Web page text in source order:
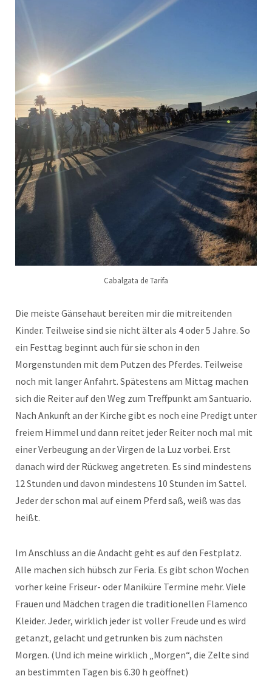
Cabalgata de Tarifa
Die meiste Gänsehaut bereiten mir die mitreitenden
Kinder. Teilweise sind sie nicht älter als 4 oder 5 Jahre. So
ein Festtag beginnt auch für sie schon in den
Morgenstunden mit dem Putzen des Pferdes. Teilweise
noch mit langer Anfahrt. Spätestens am Mittag machen
sich die Reiter auf den Weg zum Treffpunkt am Santuario.
Nach Ankunft an der Kirche gibt es noch eine Predigt unter
freiem Himmel und dann reitet jeder Reiter noch mal mit
einer Verbeugung an der Virgen de la Luz vorbei. Erst
danach wird der Rückweg angetreten. Es sind mindestens
12 Stunden und davon mindestens 10 Stunden im Sattel.
Jeder der schon mal auf einem Pferd saß, weiß was das
heißt.
Im Anschluss an die Andacht geht es auf den Festplatz.
Alle machen sich hübsch zur Feria. Es gibt schon Wochen
vorher keine Friseur- oder Maniküre Termine mehr. Viele
Frauen und Mädchen tragen die traditionellen Flamenco
Kleider. Jeder, wirklich jeder ist voller Freude und es wird
getanzt, gelacht und getrunken bis zum nächsten
Morgen. (Und ich meine wirklich „Morgen“, die Zelte sind
an bestimmten Tagen bis 6.30 h geöffnet)